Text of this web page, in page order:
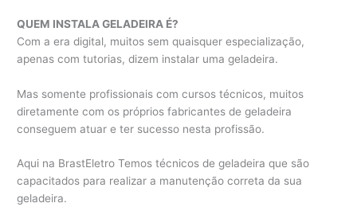
QUEM INSTALA GELADEIRA É?
Com a era digital, muitos sem quaisquer especialização,
apenas com tutorias, dizem instalar uma geladeira.
Mas somente profissionais com cursos técnicos, muitos
diretamente com os próprios fabricantes de geladeira
conseguem atuar e ter sucesso nesta profissão.
Aqui na BrastEletro Temos técnicos de geladeira que são
capacitados para realizar a manutenção correta da sua
geladeira.